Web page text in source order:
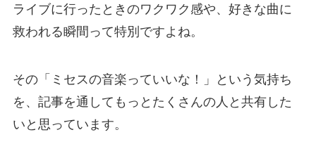
ライブに行ったときのワクワク感や、好きな曲に
救われる瞬間って特別ですよね。
その「ミセスの音楽っていいな！」という気持ち
を、記事を通してもっとたくさんの人と共有した
いと思っています。